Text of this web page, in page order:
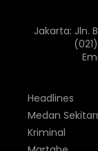
Jakarta: Jln.
Headlines
Medan
Kriminal